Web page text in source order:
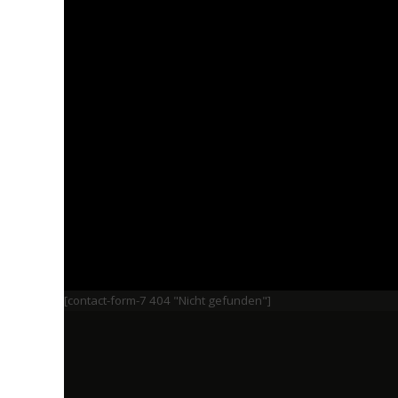
[contact-form-7 404 "Nicht gefunden"]